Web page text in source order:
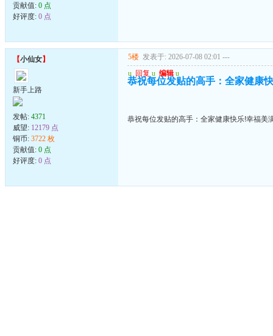
贡献值: 0 点
好评度: 0 点
【小仙女】
新手上路
发帖: 4371
威望: 12179 点
铜币: 3722 枚
贡献值: 0 点
好评度: 0 点
5楼 发表于: 2026-07-08 02:01 ---
u 回复 u 编辑 u
恭祝每位发贴的高手：全家健康
恭祝每位发贴的高手：全家健康快乐!幸福美